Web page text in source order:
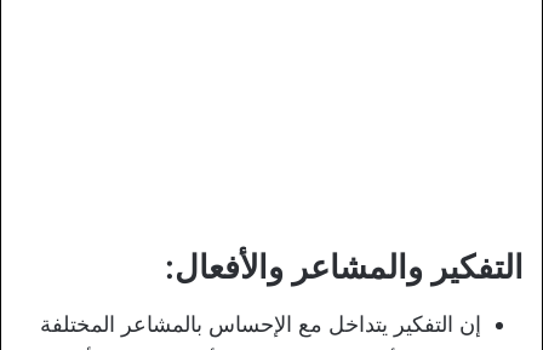
التفكير والمشاعر والأفعال:
إن التفكير يتداخل مع الإحساس بالمشاعر المختلفة